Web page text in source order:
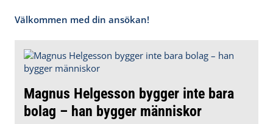
Välkommen med din ansökan!
Magnus Helgesson bygger inte bara
bolag – han bygger människor